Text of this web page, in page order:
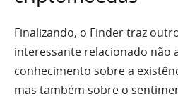
Finalizando, o Finder traz
interessante relacionado não
conhecimento sobre a
mas também sobre o